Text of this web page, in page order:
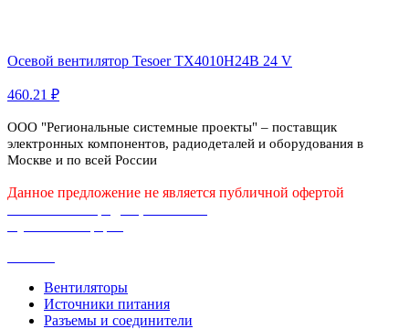
Осевой вентилятор Tesoer TX4010H24B 24 V
460.21 ₽
ООО "Региональные системные проекты" – поставщик
электронных компонентов, радиодеталей и оборудования в
Москве и по всей России
Данное предложение не является публичной офертой
Вентиляторы
Источники питания
Разъемы и соединители